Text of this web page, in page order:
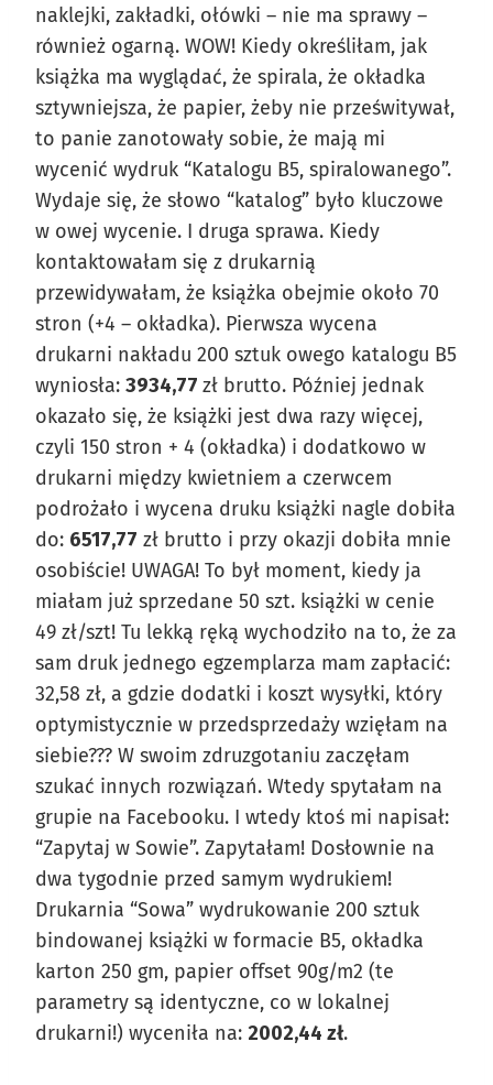
naklejki, zakładki, ołówki – nie ma sprawy –
również ogarną. WOW! Kiedy określiłam, jak
książka ma wyglądać, że spirala, że okładka
sztywniejsza, że papier, żeby nie prześwitywał,
to panie zanotowały sobie, że mają mi
wycenić wydruk “Katalogu B5, spiralowanego”.
Wydaje się, że słowo “katalog” było kluczowe
w owej wycenie. I druga sprawa. Kiedy
kontaktowałam się z drukarnią
przewidywałam, że książka obejmie około 70
stron (+4 – okładka). Pierwsza wycena
drukarni nakładu 200 sztuk owego katalogu B5
wyniosła: 3934,77 zł brutto. Później jednak
okazało się, że książki jest dwa razy więcej,
czyli 150 stron + 4 (okładka) i dodatkowo w
drukarni między kwietniem a czerwcem
podrożało i wycena druku książki nagle dobiła
do: 6517,77 zł brutto i przy okazji dobiła mnie
osobiście! UWAGA! To był moment, kiedy ja
miałam już sprzedane 50 szt. książki w cenie
49 zł/szt! Tu lekką ręką wychodziło na to, że za
sam druk jednego egzemplarza mam zapłacić:
32,58 zł, a gdzie dodatki i koszt wysyłki, który
optymistycznie w przedsprzedaży wzięłam na
siebie??? W swoim zdruzgotaniu zaczęłam
szukać innych rozwiązań. Wtedy spytałam na
grupie na Facebooku. I wtedy ktoś mi napisał:
“Zapytaj w Sowie”. Zapytałam! Dosłownie na
dwa tygodnie przed samym wydrukiem!
Drukarnia “Sowa” wydrukowanie 200 sztuk
bindowanej książki w formacie B5, okładka
karton 250 gm, papier offset 90g/m2 (te
parametry są identyczne, co w lokalnej
drukarni!) wyceniła na: 2002,44 zł.